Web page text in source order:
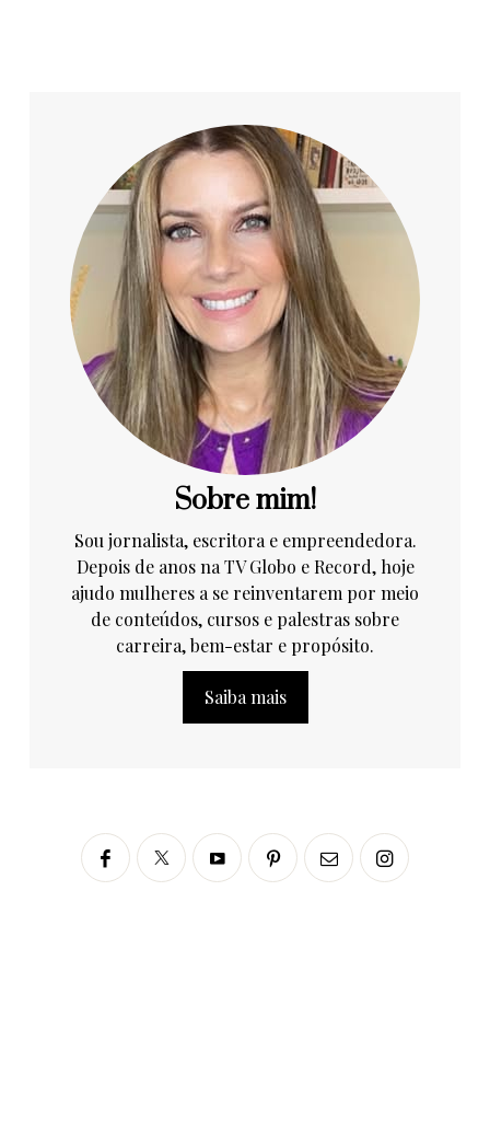
Sobre mim!
Sou jornalista, escritora e empreendedora.
Depois de anos na TV Globo e Record, hoje
ajudo mulheres a se reinventarem por meio
de conteúdos, cursos e palestras sobre
carreira, bem-estar e propósito.
Saiba mais